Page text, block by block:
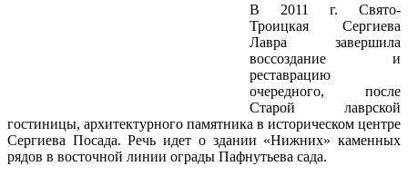
В 2011 г. Свято-
Троицкая Сергиева
Лавра завершила
воссоздание и
реставрацию
очередного, после
Старой лаврской
гостиницы, архитектурного памятника в историческом центре
Сергиева Посада. Речь идет о здании «Нижних» каменных
рядов в восточной линии ограды Пафнутьева сада.